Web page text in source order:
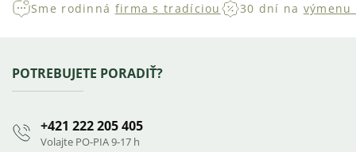
Sme rodinná firma s tradíciou 30 dní na
Zápätie
POTREBUJETE PORADIŤ?
+421 222 205 405
Volajte PO-PIA 9-17 h